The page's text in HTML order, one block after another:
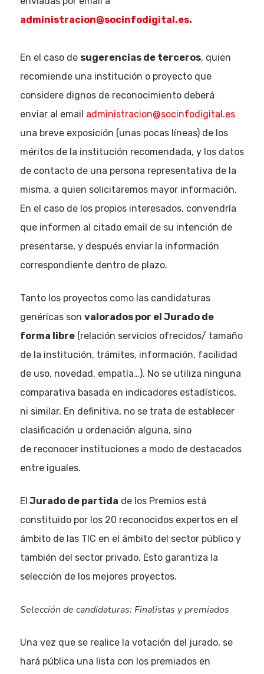
administracion@socinfodigital.es.
En el caso de sugerencias de terceros, quien
recomiende una institución o proyecto que
considere dignos de reconocimiento deberá
enviar al email administracion@socinfodigital.es
una breve exposición (unas pocas líneas) de los
méritos de la institución recomendada, y los datos
de contacto de una persona representativa de la
misma, a quien solicitaremos mayor información.
En el caso de los propios interesados, convendría
que informen al citado email de su intención de
presentarse, y después enviar la información
correspondiente dentro de plazo.
Tanto los proyectos como las candidaturas
genéricas son valorados por el Jurado de
forma libre(relación servicios ofrecidos/ tamaño
de la institución, trámites, información, facilidad
de uso, novedad, empatía…). No se utiliza ninguna
comparativa basada en indicadores estadísticos,
ni similar. En definitiva, no se trata de establecer
clasificación u ordenación alguna, sino
de reconocer instituciones a modo de destacados
entre iguales.
El Jurado de partida de los Premios está
constituido por los 20 reconocidos expertos en el
ámbito de las TIC en el ámbito del sector público y
también del sector privado. Esto garantiza la
selección de los mejores proyectos.
Selección de candidaturas: Finalistas y premiados
Una vez que se realice la votación del jurado, se
hará pública una lista con los premiados en
Empresas
Noticias
Quiénes